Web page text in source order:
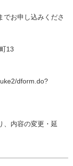
お申し込みくださ
13
dform.do?
内容の変更・延